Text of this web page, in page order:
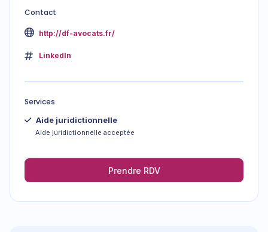
Contact
http://df-avocats.fr/
LinkedIn
Services
Aide juridictionnelle
Aide juridictionnelle acceptée
Prendre RDV